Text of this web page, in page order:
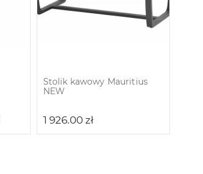
Stolik kawowy Mauritius
NEW
1 926.00 zł